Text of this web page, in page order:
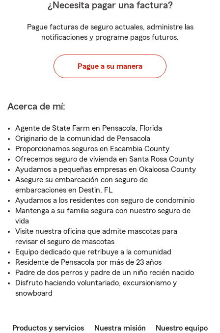
¿Necesita pagar una factura?
Pague facturas de seguro actuales, administre las
notificaciones y programe pagos futuros.
Pague a su manera
Acerca de mí:
Agente de State Farm en Pensacola, Florida
Originario de la comunidad de Pensacola
Proporcionamos seguros en Escambia County
Ofrecemos seguro de vivienda en Santa Rosa County
Ayudamos a pequeñas empresas en Okaloosa County
Asegure su embarcación con seguro de
embarcaciones en Destin, FL
Ayudamos a los residentes con seguro de condominio
Mantenga a su familia segura con nuestro seguro de
vida
Visite nuestra oficina que admite mascotas para
revisar el seguro de mascotas
Equipo dedicado que retribuye a la comunidad
Residente de Pensacola por más de 23 años
Padre de dos perros y padre de un niño recién nacido
Disfruto haciendo voluntariado, excursionismo y
snowboard
Productos y servicios Nuestra misión Nuestro equipo